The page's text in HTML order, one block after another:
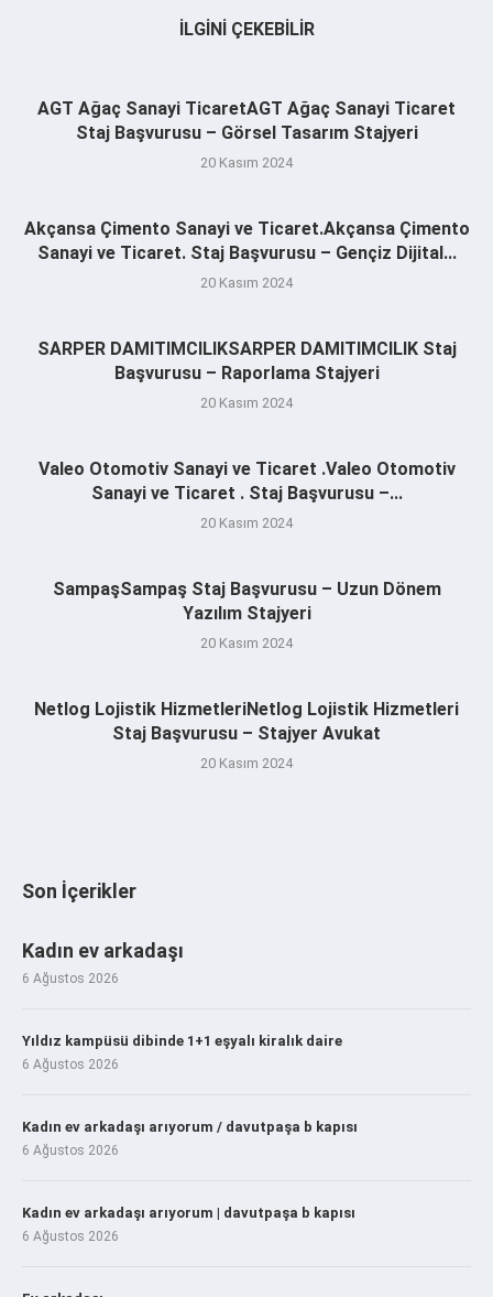
İLGINI ÇEKEBILIR
AGT Ağaç Sanayi TicaretAGT Ağaç Sanayi Ticaret
Staj Başvurusu – Görsel Tasarım Stajyeri
20 Kasım 2024
Akçansa Çimento Sanayi ve Ticaret.Akçansa Çimento
Sanayi ve Ticaret. Staj Başvurusu – Gençiz Dijital...
20 Kasım 2024
SARPER DAMITIMCILIKSARPER DAMITIMCILIK Staj
Başvurusu – Raporlama Stajyeri
20 Kasım 2024
Valeo Otomotiv Sanayi ve Ticaret .Valeo Otomotiv
Sanayi ve Ticaret . Staj Başvurusu –...
20 Kasım 2024
SampaşSampaş Staj Başvurusu – Uzun Dönem
Yazılım Stajyeri
20 Kasım 2024
Netlog Lojistik HizmetleriNetlog Lojistik Hizmetleri
Staj Başvurusu – Stajyer Avukat
20 Kasım 2024
Son İçerikler
Kadın ev arkadaşı
6 Ağustos 2026
Yıldız kampüsü dibinde 1+1 eşyalı kiralık daire
6 Ağustos 2026
Kadın ev arkadaşı arıyorum / davutpaşa b kapısı
6 Ağustos 2026
Kadın ev arkadaşı arıyorum | davutpaşa b kapısı
6 Ağustos 2026